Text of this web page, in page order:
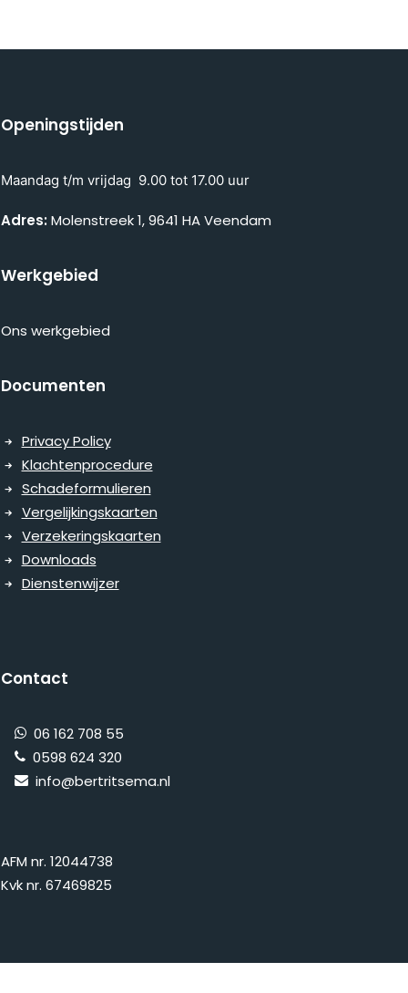
Openingstijden
Maandag t/m vrijdag 9.00 tot 17.00 uur
Adres: Molenstreek 1, 9641 HA Veendam
Werkgebied
Ons werkgebied
Documenten
Privacy Policy
Klachtenprocedure
Schadeformulieren
Vergelijkingskaarten
Verzekeringskaarten
Downloads
Dienstenwijzer
Contact
06 162 708 55
0598 624 320
info@bertritsema.nl
AFM nr. 12044738
Kvk nr. 67469825